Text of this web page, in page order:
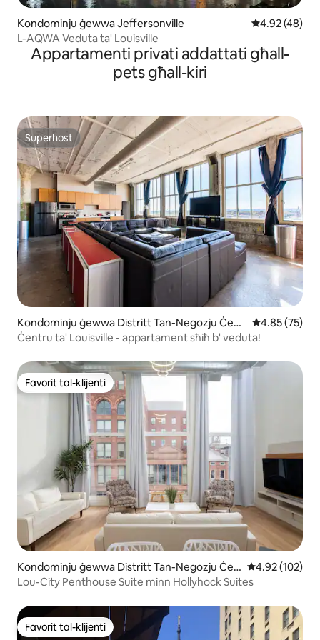
Kondominju ġewwa Jeffersonville Rating
4.92 (48)
L-AQWA Veduta ta' Louisville
Appartamenti privati addattati għall-
pets għall-kiri
Superhost
Superhost
Kondominju ġewwa Distritt Tan-Negozju Ċent
rali
Rating
4.85 (75)
Ċentru ta' Louisville - appartament sħiħ b' veduta!
Favorit tal-klijenti
Favorit tal-klijenti
Kondominju ġewwa Distritt Tan-Negozju Ċen
trali
Rating medju
4.92 (102)
Lou-City Penthouse Suite minn Hollyhock Suites
Favorit tal-klijenti
Favorit tal-klijenti